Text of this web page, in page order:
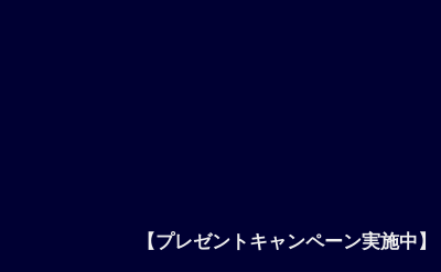
【プレゼントキャンペーン実施中】